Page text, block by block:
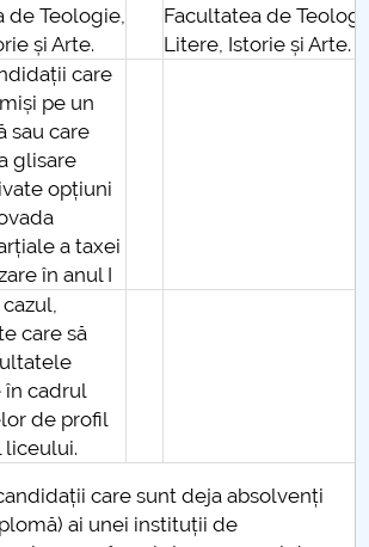
de Teologie,
și Arte.
Facultatea de
Litere, Istorie și Arte.
care
pe un
sau care
glisare
opțiuni
a taxei
în anul I
care să
în cadrul
de profil
liceului.
care sunt deja absolvenți
ai unei instituții de